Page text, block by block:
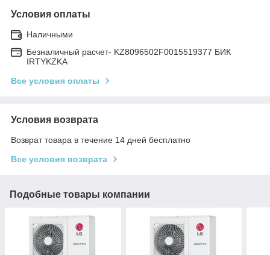
Условия оплаты
Наличными
Безналичный расчет- KZ8096502F0015519377 БИК
IRTYKZKA
Все условия оплаты
Условия возврата
Возврат товара в течение 14 дней бесплатно
Все условия возврата
Подобные товары компании